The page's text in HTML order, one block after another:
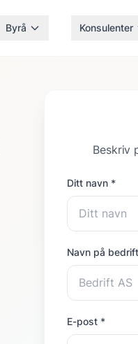
Byrå Konsulenter
Beskriv
Ditt navn *
Navn på
E-post *